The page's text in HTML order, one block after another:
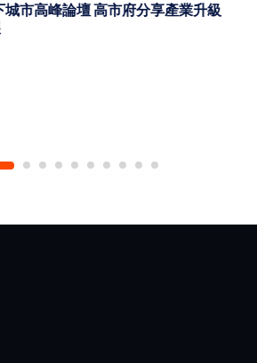
市高峰論壇 高市府分享產業升級